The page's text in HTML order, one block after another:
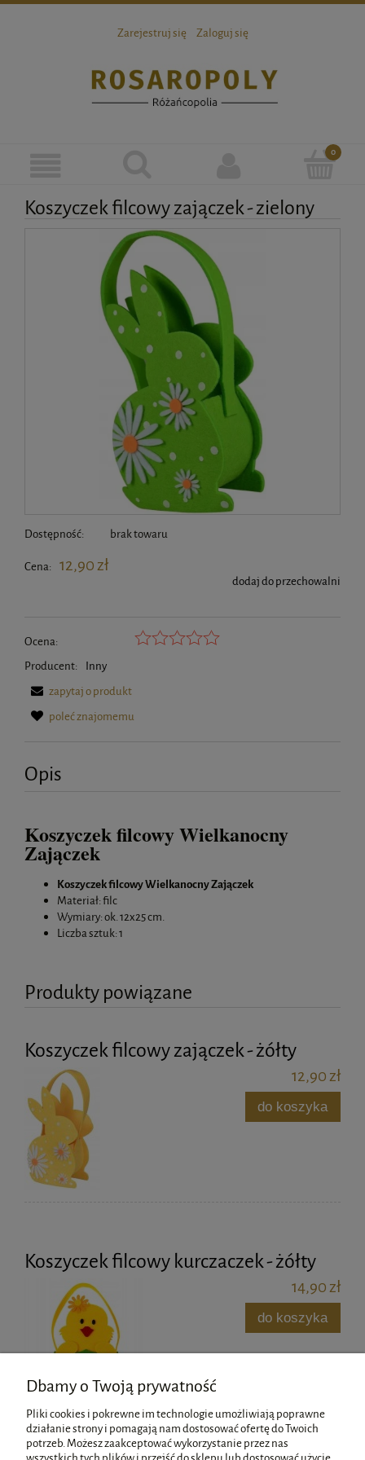
Zarejestruj się Zaloguj się
Koszyczek filcowy zajączek - zielony
Dostępność: brak towaru
Cena: 12,90 zł
dodaj do przechowalni
Ocena:
Producent:
Inny
zapytaj o produkt
poleć znajomemu
Opis
Koszyczek filcowy Wielkanocny
Zajączek
Koszyczek filcowy Wielkanocny Zajączek
Materiał: filc
Wymiary: ok. 12x25 cm.
Liczba sztuk: 1
Produkty powiązane
Koszyczek filcowy zajączek - żółty
12,90 zł
do koszyka
Koszyczek filcowy kurczaczek - żółty
14,90 zł
do koszyka
Dbamy o Twoją prywatność
Pliki cookies i pokrewne im technologie umożliwiają poprawne
działanie strony i pomagają nam dostosować ofertę do Twoich
potrzeb. Możesz zaakceptować wykorzystanie przez nas